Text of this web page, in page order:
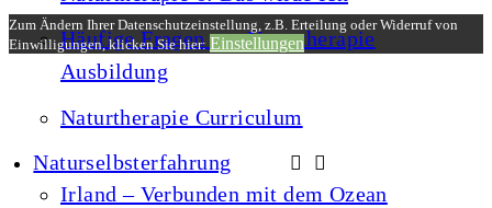
Häufige Fragen zur Naturtherapie
Ausbildung
Naturtherapie Curriculum
Naturselbsterfahrung
Irland – Verbunden mit dem Ozean
Zum Ändern Ihrer Datenschutzeinstellung, z.B. Erteilung oder Widerruf von
Einwilligungen, klicken Sie hier:Einstellungen